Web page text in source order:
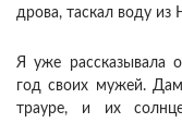
дрова, таскал воду из
Я уже рассказывала
год своих мужей.
трауре, и их